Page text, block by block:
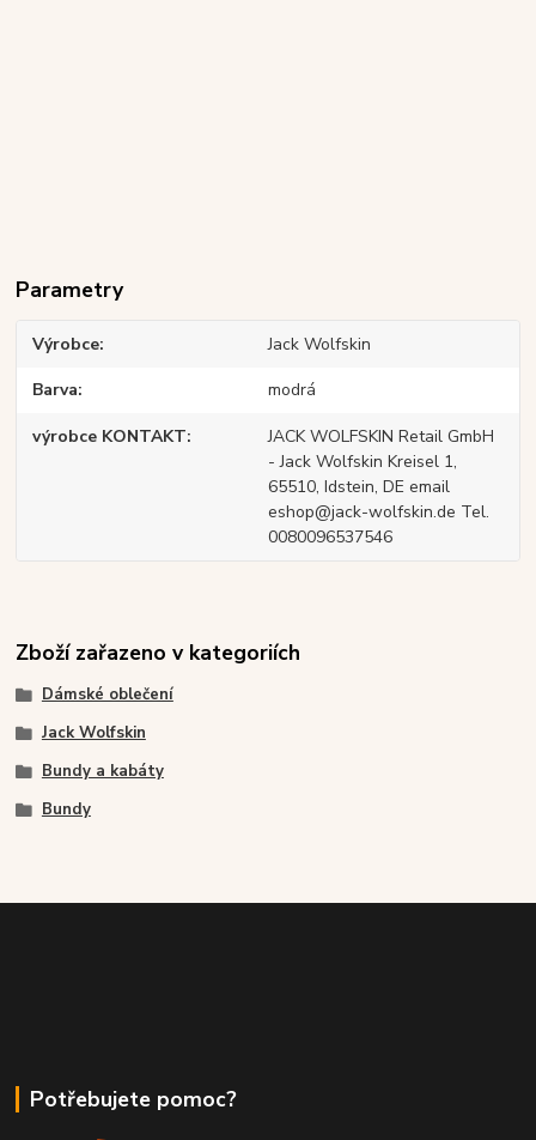
Parametry
Výrobce Jack Wolfskin
Barva modrá
výrobce KONTAKT
JACK WOLFSKIN Retail GmbH
- Jack Wolfskin Kreisel 1,
65510, Idstein, DE email
eshop@jack-wolfskin.de Tel.
0080096537546
Zboží zařazeno v kategoriích
Dámské oblečení
Jack Wolfskin
Bundy a kabáty
Bundy
Potřebujete pomoc?